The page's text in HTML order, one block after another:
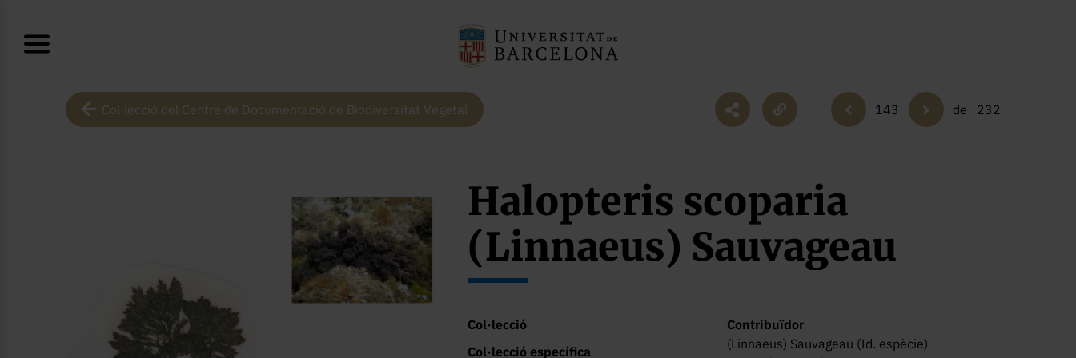
Col·lecció del Centre de Documentació de Biodiversitat Vegetal 143 de 232
Halopteris scoparia
(Linnaeus) Sauvageau
Col·lecció
Col·lecció específica
Contribuïdor
(Linnaeus) Sauvageau (Id. espècie)